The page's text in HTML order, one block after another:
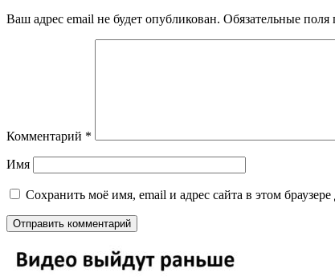
Ваш адрес email не будет опубликован. Обязательные
Комментарий *
Имя
Сохранить моё имя, email и адрес сайта в этом